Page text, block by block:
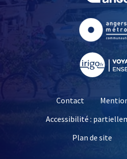
Contact
Accessibilité :
Plan de site